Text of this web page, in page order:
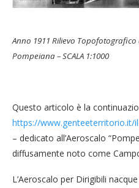
Anno 1911 Rilievo
Pompeiana – SCALA 1:1000
Questo articolo è la
https://www.genteeterritorio.it/
– dedicato all’Aeroscalo
diffusamente noto come
L’Aeroscalo per Dirigibili